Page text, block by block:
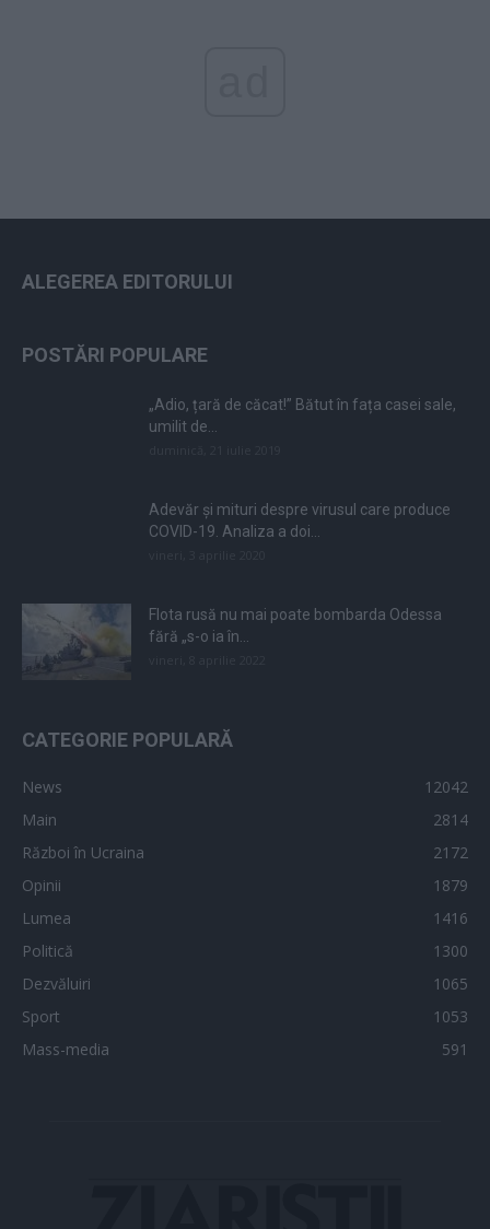
ALEGEREA EDITORULUI
POSTĂRI POPULARE
„Adio, țară de căcat!” Bătut în fața casei sale,
umilit de...
Adevăr și mituri despre virusul care produce
COVID-19. Analiza a doi...
Flota rusă nu mai poate bombarda Odessa
fără „s-o ia în...
CATEGORIE POPULARĂ
News
12042
Main
2814
Război în Ucraina
2172
Opinii
1879
Lumea
1416
Politică
1300
Dezvăluiri
1065
Sport
1053
Mass-media
591